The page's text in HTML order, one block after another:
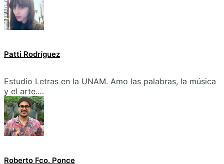
Patti Rodríguez
Estudio Letras en la UNAM. Amo las palabras, la música
y el arte.…
Roberto Fco. Ponce